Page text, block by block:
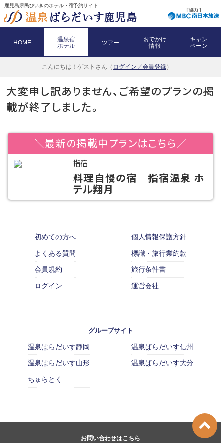
鹿児島県民びいきのホテル・宿予約サイト
HOME
温泉宿
ホテル
ツアー
おでかけ
情報
キャン
ペーン
こんにちは！ ゲストさん（ ログイン／会員登録）
大変申し訳ありません、ご希望のプランの掲
載が終了しました。
＼最新の掲載中プランはこちら／
指宿
料理自慢の宿 指宿温泉 ホ
テル翔月
初めての方へ
よくある質問
会員規約
ログイン
個人情報保護方針
標識・旅行業約款
旅行条件書
運営会社
グループサイト
温泉ぱらだいす静岡
温泉ぱらだいす山形
ちゅらとく
温泉ぱらだいす信州
温泉ぱらだいす大分
お問い合わせはこちら